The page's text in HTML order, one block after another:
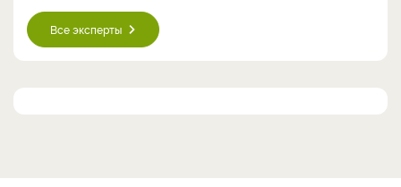
Все эксперты